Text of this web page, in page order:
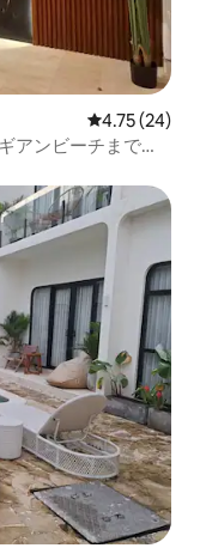
レビュー24
4.75 (24)
アンビーチまで徒